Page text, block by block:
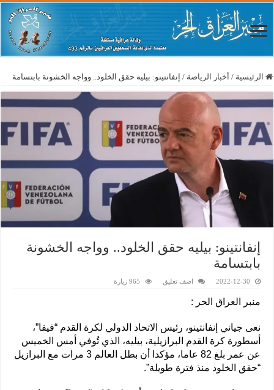
الرئيسية / أخبار الرياضة / إنفانتينو: بيليه حقق الخلود.. وواجه الخشونة بابتسامة
إنفانتينو: بيليه حقق الخلود.. وواجه الخشونة
بابتسامة
2022-12-30 اضف تعليق 965 زيارة
منبر العراق الحر :
نعى جياني إنفانتينو، رئيس الاتحاد الدولي لكرة القدم “فيفا”،
أسطورة كرة القدم البرازيلية، بيليه، الذي تُوفي أمس الخميس
عن عمر بلغ 82 عاما، مؤكدا أن بطل العالم 3 مرات مع البرازيل
“حقق الخلود منذ فترة طويلة”.